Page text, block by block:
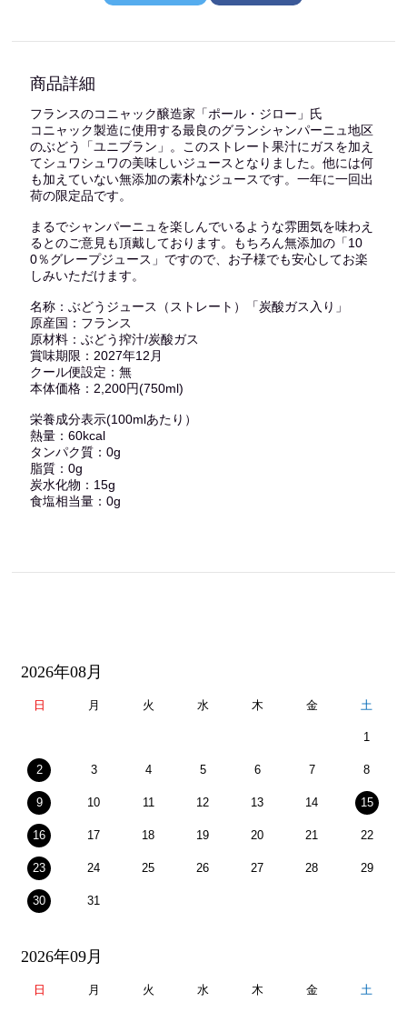
商品詳細
フランスのコニャック醸造家「ポール・ジロー」氏
コニャック製造に使用する最良のグランシャンパーニュ地区
のぶどう「ユニブラン」。このストレート果汁にガスを加え
てシュワシュワの美味しいジュースとなりました。他には何
も加えていない無添加の素朴なジュースです。一年に一回出
荷の限定品です。
まるでシャンパーニュを楽しんでいるような雰囲気を味わえ
るとのご意見も頂戴しております。もちろん無添加の「10
0％グレープジュース」ですので、お子様でも安心してお楽
しみいただけます。
名称：ぶどうジュース（ストレート）「炭酸ガス入り」
原産国：フランス
原材料：ぶどう搾汁/炭酸ガス
賞味期限：2027年12月
クール便設定：無
本体価格：2,200円(750ml)
栄養成分表示(100mlあたり）
熱量：60kcal
タンパク質：0g
脂質：0g
炭水化物：15g
食塩相当量：0g
2026年08月
日 月 火 水 木 金 土
1
2 3 4 5 6 7 8
9 10 11 12 13 14 15
16 17 18 19 20 21 22
23 24 25 26 27 28 29
30 31
2026年09月
日 月 火 水 木 金 土